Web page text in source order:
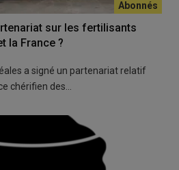
sur les fertilisants
la France ?
a signé un partenariat relatif
chérifien des…